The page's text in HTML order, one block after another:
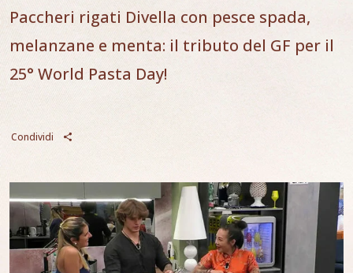
Paccheri rigati Divella con pesce spada,
melanzane e menta: il tributo del GF per il
25° World Pasta Day!
Condividi